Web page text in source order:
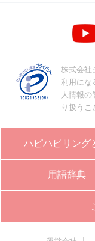
株式会社
利用にな
人情報の
り扱うこ
ハピハピリング
用語辞典